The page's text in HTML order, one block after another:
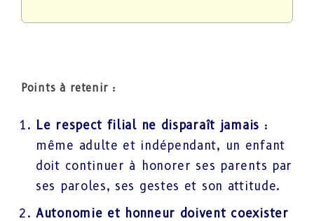
Points à retenir :
Le respect filial ne disparaît jamais :
même adulte et indépendant, un enfant
doit continuer à honorer ses parents par
ses paroles, ses gestes et son attitude.
Autonomie et honneur doivent coexister